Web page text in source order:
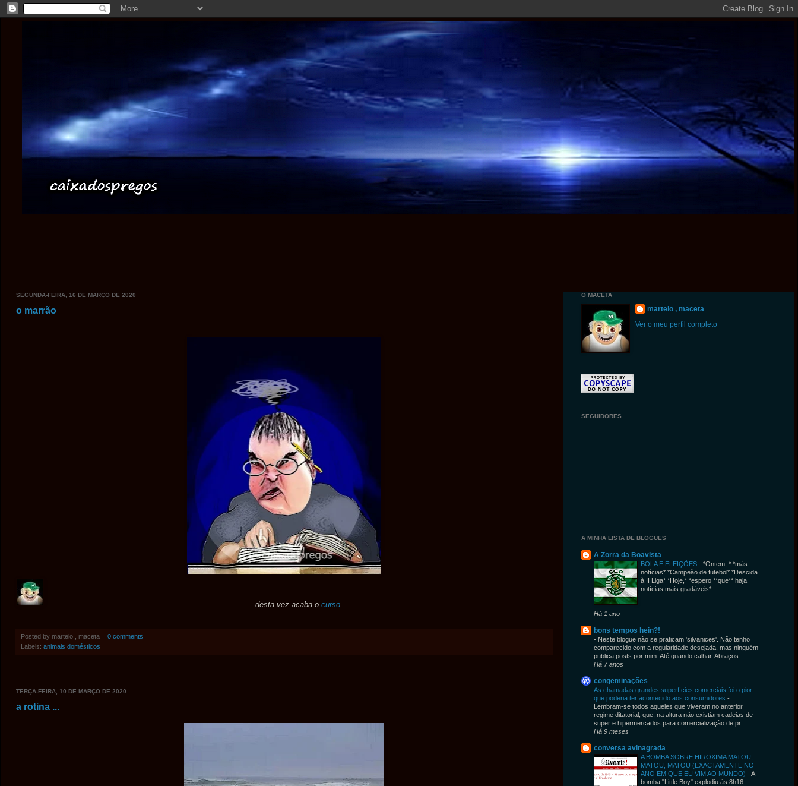
SEGUNDA-FEIRA, 16 DE MARÇO DE 2020
o marrão
desta vez acaba ocurso...
Posted by martelo , maceta
0 comments
Labels: animais domésticos
TERÇA-FEIRA, 10 DE MARÇO DE 2020
a rotina ...
O MACETA
martelo , maceta
Ver o meu perfil completo
SEGUIDORES
A MINHA LISTA DE BLOGUES
A Zorra da Boavista
BOLA E ELEIÇÕES - *Ontem, * *más
notícias* *Campeão de futebol* *Descida
à II Liga* *Hoje,* *espero **que** haja
notícias mais gradáveis*
Há 1 ano
bons tempos hein?!
- Neste blogue não se praticam 'silvanices'. Não tenho
comparecido com a regularidade desejada, mas ninguém
publica posts por mim. Até quando calhar. Abraços
Há 7 anos
congeminações
As chamadas grandes superfícies comerciais foi o pior
que poderia ter acontecido aos consumidores -
Lembram-se todos aqueles que viveram no anterior
regime ditatorial, que, na altura não existiam cadeias de
super e hipermercados para comercialização de pr...
Há 9 meses
conversa avinagrada
A BOMBA SOBRE HIROXIMA MATOU,
MATOU, MATOU (EXACTAMENTE NO
ANO EM QUE EU VIM AO MUNDO) -A
bomba "Little Boy" ex­plodiu às 8h16­